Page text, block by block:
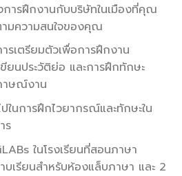
การฝึกงานกับบริษัทในเมืองที่คุณ
ามความสนใจของคุณ
รเตรียมตัวเพื่อการฝึกงาน
ยนประวัติย่อ และการฝึกทักษะ
าษณ์งาน
ในการฝึกไวยากรณ์และทักษะใน
ร
ในโรงเรียนที่สอนภาษา
เรียนสำหรับห้องแล็บภาษา และ 2